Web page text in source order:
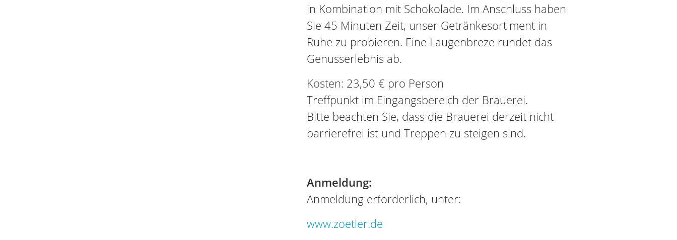
in Kombination mit Schokolade. Im Anschluss haben
Sie 45 Minuten Zeit, unser Getränkesortiment in
Ruhe zu probieren. Eine Laugenbreze rundet das
Genusserlebnis ab.
Kosten: 23,50 € pro Person
Treffpunkt im Eingangsbereich der Brauerei.
Bitte beachten Sie, dass die Brauerei derzeit nicht
barrierefrei ist und Treppen zu steigen sind.
Anmeldung:
Anmeldung erforderlich, unter:
www.zoetler.de